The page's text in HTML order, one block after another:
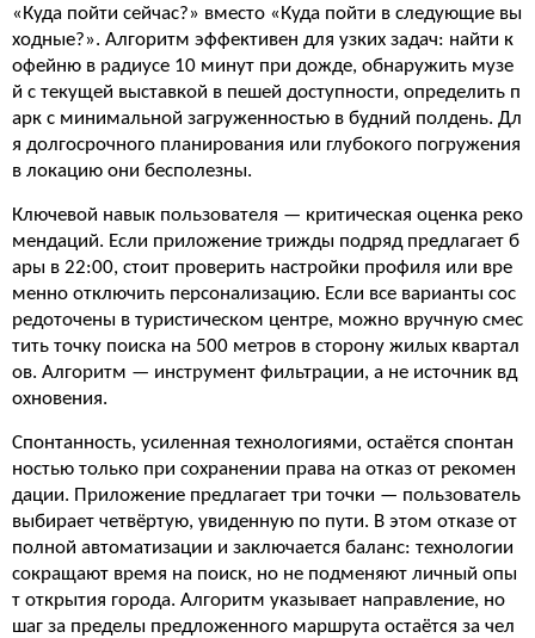
«Куда пойти сейчас?» вместо «Куда пойти в следующие вы
ходные?». Алгоритм эффективен для узких задач: найти к
офейню в радиусе 10 минут при дожде, обнаружить музе
й с текущей выставкой в пешей доступности, определить п
арк с минимальной загруженностью в будний полдень. Дл
я долгосрочного планирования или глубокого погружения
в локацию они бесполезны.
Ключевой навык пользователя — критическая оценка реко
мендаций. Если приложение трижды подряд предлагает б
ары в 22:00, стоит проверить настройки профиля или вре
менно отключить персонализацию. Если все варианты сос
редоточены в туристическом центре, можно вручную смес
тить точку поиска на 500 метров в сторону жилых квартал
ов. Алгоритм — инструмент фильтрации, а не источник вд
охновения.
Спонтанность, усиленная технологиями, остаётся спонтан
ностью только при сохранении права на отказ от рекомен
дации. Приложение предлагает три точки — пользователь
выбирает четвёртую, увиденную по пути. В этом отказе от
полной автоматизации и заключается баланс: технологии
сокращают время на поиск, но не подменяют личный опы
т открытия города. Алгоритм указывает направление, но
шаг за пределы предложенного маршрута остаётся за чел